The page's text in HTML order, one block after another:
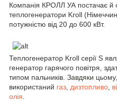
Компанія КРОЛЛ УА постачає й
теплогенератори Kroll
потужністю від 20 до 600 кВт.
Теплогенератор Kroll серії S
генератор гарячого повітря,
типом пальників. Завдяки
використаний газ дизтопливо
олія